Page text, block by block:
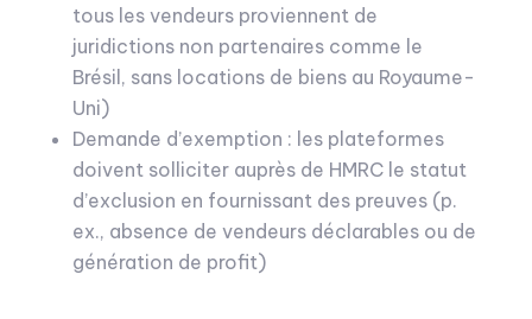
tous les vendeurs proviennent de
juridictions non partenaires comme le
Brésil, sans locations de biens au Royaume-
Uni)
Demande d’exemption : les plateformes
doivent solliciter auprès de HMRC le statut
d’exclusion en fournissant des preuves (p.
ex., absence de vendeurs déclarables ou de
génération de profit)